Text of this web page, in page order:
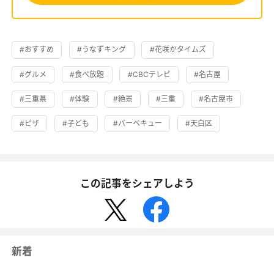
#おすすめ #うなずキング #花咲かタイムズ
#グルメ #食べ放題 #CBCテレビ #名古屋
#三重県 #体験 #絶景 #三重 #名古屋市
#ピザ #子ども #バーベキュー #天白区
この記事をシェアしよう
新着